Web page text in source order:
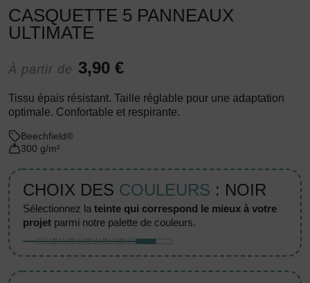
CASQUETTE 5 PANNEAUX
ULTIMATE
À partir de 3,90 €
Tissu épais résistant. Taille réglable pour une adaptation
optimale. Confortable et respirante.
Beechfield®
300 g/m²
CHOIX DES COULEURS : NOIR
sélectionnez lateinte qui correspond le mieux à votre
projet parmi notre palette de couleurs.